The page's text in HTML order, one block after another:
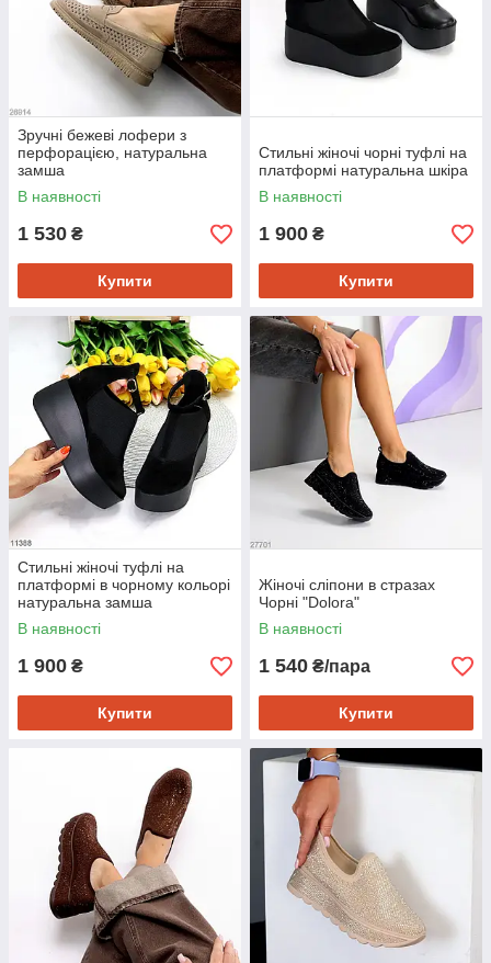
Зручні бежеві лофери з
перфорацією, натуральна
замша
В наявності
1 530 ₴
Купити
Стильні жіночі чорні туфлі на
платформі натуральна шкіра
В наявності
1 900 ₴
Купити
Стильні жіночі туфлі на
платформі в чорному кольорі
натуральна замша
В наявності
1 900 ₴
Купити
Жіночі сліпони в стразах
Чорні "Dolora"
В наявності
1 540 ₴/пара
Купити